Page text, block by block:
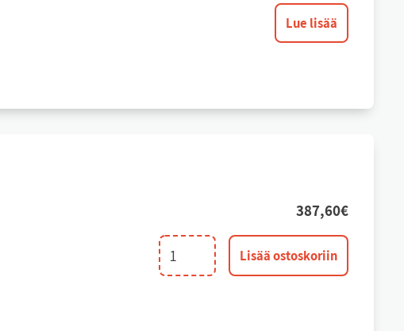
Lue lisää
387,60€
Jakoveitsi.
800-
Lisää ostoskoriin